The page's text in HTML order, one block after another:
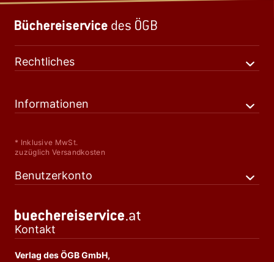
Rechtliches
Informationen
* Inklusive MwSt.
zuzüglich Versandkosten
Benutzerkonto
Kontakt
Verlag des ÖGB GmbH,